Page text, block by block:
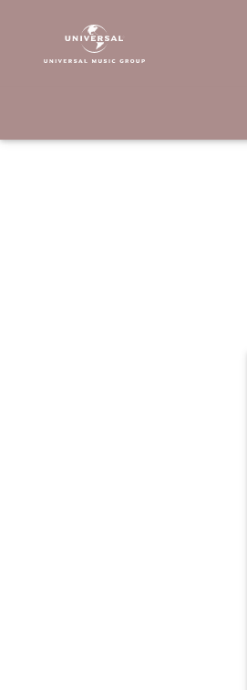
Jepsen
Überraschung: